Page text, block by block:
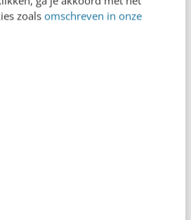
zoals omschreven in onze